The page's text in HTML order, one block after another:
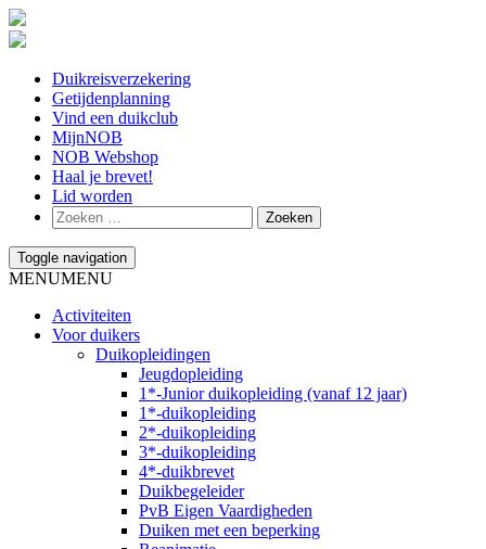
Duikreisverzekering
Getijdenplanning
Vind een duikclub
MijnNOB
NOB Webshop
Haal je brevet!
Lid worden
Toggle navigation
MENUMENU
Activiteiten
Voor duikers
Duikopleidingen
Jeugdopleiding
1*-Junior duikopleiding (vanaf 12 jaar)
1*-duikopleiding
2*-duikopleiding
3*-duikopleiding
4*-duikbrevet
Duikbegeleider
PvB Eigen Vaardigheden
Duiken met een beperking